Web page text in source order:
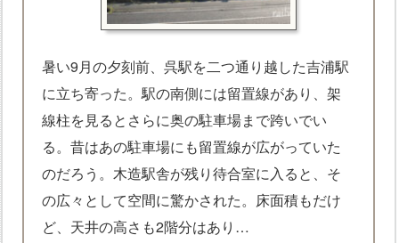
暑い9月の夕刻前、呉駅を二つ通り越した吉浦駅
に立ち寄った。駅の南側には留置線があり、架
線柱を見るとさらに奥の駐車場まで跨いでい
る。昔はあの駐車場にも留置線が広がっていた
のだろう。木造駅舎が残り待合室に入ると、そ
の広々として空間に驚かされた。床面積もだけ
ど、天井の高さも2階分はあり…